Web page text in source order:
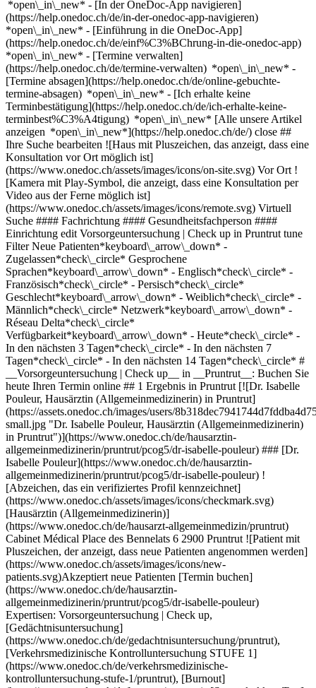
*open\_in\_new* - [In der OneDoc-App navigieren]
(https://help.onedoc.ch/de/in-der-onedoc-app-navigieren)
*open\_in\_new* - [Einführung in die OneDoc-App]
(https://help.onedoc.ch/de/einf%C3%BChrung-in-die-onedoc-app)
*open\_in\_new* - [Termine verwalten](https://help.onedoc.ch/de/termine-verwalten) *open\_in\_new* - [Termine absagen](https://help.onedoc.ch/de/online-gebuchte-termine-absagen) *open\_in\_new* - [Ich erhalte keine Terminbestätigung](https://help.onedoc.ch/de/ich-erhalte-keine-terminbest%C3%A4tigung) *open\_in\_new* [Alle unsere Artikel anzeigen *open\_in\_new*](https://help.onedoc.ch/de/) close ## Ihre Suche bearbeiten ![Haus mit Pluszeichen, das anzeigt, dass eine Konsultation vor Ort möglich ist](https://www.onedoc.ch/assets/images/icons/on-site.svg) Vor Ort ![Kamera mit Play-Symbol, die anzeigt, dass eine Konsultation per Video aus der Ferne möglich ist](https://www.onedoc.ch/assets/images/icons/remote.svg) Virtuell Suche #### Fachrichtung #### Gesundheitsfachperson #### Einrichtung edit Vorsorgeuntersuchung | Check up in Pruntrut tune Filter Neue Patienten*keyboard\_arrow\_down* - Zugelassen*check\_circle* Gesprochene Sprachen*keyboard\_arrow\_down* - Englisch*check\_circle* - Französisch*check\_circle* - Persisch*check\_circle* Geschlecht*keyboard\_arrow\_down* - Weiblich*check\_circle* - Männlich*check\_circle* Netzwerk*keyboard\_arrow\_down* - Réseau Delta*check\_circle* Verfügbarkeit*keyboard\_arrow\_down* - Heute*check\_circle* - In den nächsten 3 Tagen*check\_circle* - In den nächsten 7 Tagen*check\_circle* - In den nächsten 14 Tagen*check\_circle* # __Vorsorgeuntersuchung | Check up__ in __Pruntrut__: Buchen Sie heute Ihren Termin online ## 1 Ergebnis in Pruntrut [![Dr. Isabelle Pouleur, Hausärztin (Allgemeinmedizinerin) in Pruntrut](https://assets.onedoc.ch/images/users/8b318dec7941744d7fddba4d758c8ccc1ed50c283ff79eb1bd4a411dd8088c75-small.jpg "Dr. Isabelle Pouleur, Hausärztin (Allgemeinmedizinerin) in Pruntrut")](https://www.onedoc.ch/de/hausarztin-allgemeinmedizinerin/pruntrut/pcog5/dr-isabelle-pouleur) ### [Dr. Isabelle Pouleur](https://www.onedoc.ch/de/hausarztin-allgemeinmedizinerin/pruntrut/pcog5/dr-isabelle-pouleur) ![Abzeichen, das ein verifiziertes Profil kennzeichnet](https://www.onedoc.ch/assets/images/icons/checkmark.svg) [Hausärztin (Allgemeinmedizinerin)](https://www.onedoc.ch/de/hausarzt-allgemeinmedizin/pruntrut) Cabinet Médical Place des Bennelats 6 2900 Pruntrut ![Patient mit Pluszeichen, der anzeigt, dass neue Patienten angenommen werden](https://www.onedoc.ch/assets/images/icons/new-patients.svg)Akzeptiert neue Patienten [Termin buchen](https://www.onedoc.ch/de/hausarztin-allgemeinmedizinerin/pruntrut/pcog5/dr-isabelle-pouleur) Expertisen: Vorsorgeuntersuchung | Check up, [Gedächtnisuntersuchung](https://www.onedoc.ch/de/gedachtnisuntersuchung/pruntrut), [Verkehrsmedizinische Kontrolluntersuchung STUFE 1](https://www.onedoc.ch/de/verkehrsmedizinische-kontrolluntersuchung-stufe-1/pruntrut), [Burnout](https://www.onedoc.ch/de/burnout/pruntrut), [Streptokokken-Test](https://www.onedoc.ch/de/streptokokken-test/pruntrut), [Gespräch über Polymedikation](https://www.onedoc.ch/de/gesprach-uber-polymedikation/pruntrut), [Langzeit-Blutdruck | 24h Blutdruckmessung](https://www.onedoc.ch/de/langzeit-blutdruck-24h-blutdruckmessung/pruntrut), [Impfberatung](https://www.onedoc.ch/de/impfberatung/pruntrut), [Blutentnahme für Check up | Blutanalyse für Check up](https://www.onedoc.ch/de/blutentnahme-fur-check-up-blutanalyse-fur-check-up/pruntrut)Mehr anzeigen *chevron\_left* Mo. 03 Aug. *chevron\_right* Mehr Termine anzeigen *error\_outline* Beim Laden der Verfügbarkeiten ist ein Fehler aufgetreten [Erneut versuchen](https://www.onedoc.ch) Expertisen: Vorsorgeuntersuchung | Check up, [Gedächtnisuntersuchung](https://www.onedoc.ch/de/gedachtnisuntersuchung/pruntrut), [Verkehrsmedizinische Kontrolluntersuchung STUFE 1](https://www.onedoc.ch/de/verkehrsmedizinische-kontrolluntersuchung-stufe-1/pruntrut), [Burnout](https://www.onedoc.ch/de/burnout/pruntrut), [Streptokokken-Test](https://www.onedoc.ch/de/streptokokken-test/pruntrut), [Gespräch über Polymedikation](https://www.onedoc.ch/de/gesprach-uber-polymedikation/pruntrut), [Langzeit-Blutdruck | 24h Blutdruckmessung](https://www.onedoc.ch/de/langzeit-blutdruck-24h-blutdruckmessung/pruntrut), [Impfberatung](https://www.onedoc.ch/de/impfberatung/pruntrut), [Blutentnahme für Check up | Blutanalyse für Check up](https://www.onedoc.ch/de/blutentnahme-fur-check-up-blutanalyse-fur-check-up/pruntrut)Mehr anzeigen ## __Vorsorgeuntersuchung | Check up__ in der Umgebung von __Pruntrut__: Andere Gesundheitsfachpersonen können Online gebucht werden [![Dr. Anthony Tisin, Praktischer Arzt in Chevenez](https://assets.onedoc.ch/images/users/da5c0cbaf1f06e961b9be64a5ea4a61a0798d2dde8501be18eb559b38cac08af-small.jpg "Dr. Anthony Tisin, Praktischer Arzt in Chevenez")](https://www.onedoc.ch/de/hausarzt-allgemeinmedizin/chevenez/pc3bg/dr-anthony-tisin) ### [Dr. Anthony Tisin](https://www.onedoc.ch/de/hausarzt-allgemeinmedizin/chevenez/pc3bg/dr-anthony-tisin) ![Abzeichen, das ein verifiziertes Profil kennzeichnet](https://www.onedoc.ch/assets/images/icons/checkmark.svg) [Praktischer Arzt](https://www.onedoc.ch/de/hausarzt-allgemeinmedizin/chevenez) [Med Care Ajoie Sàrl](https://www.onedoc.ch/de/medizinische-praxis/haute-ajoie/ebe17/med-care-ajoie-sarl) L'abbaye 121 2906 Chevenez ![Patient mit Pluszeichen, der anzeigt, dass neue Patienten angenommen werden](https://www.onedoc.ch/assets/images/icons/new-patients.svg)Akzeptiert neue Patienten [Termin buchen](https://www.onedoc.ch/de/hausarzt-allgemeinmedizin/chevenez/pc3bg/dr-anthony-tisin) Expertisen:[Vorsorgeuntersuchung | Check up](https://www.onedoc.ch/de/vorsorgeuntersuchung-check-up/chevenez), [Blutentnahme für Check up | Blutanalyse für Check up](https://www.onedoc.ch/de/blutentnahme-fur-check-up-blutanalyse-fur-check-up/chevenez), [Screening auf Diabetes](https://www.onedoc.ch/de/screening-auf-diabetes/chevenez), [Hausärztlicher Notfall](https://www.onedoc.ch/de/hausarztlicher-notfall/chevenez), [Verkehrsmedizinische Kontrolluntersuchung STUFE 1](https://www.onedoc.ch/de/verkehrsmedizinische-kontrolluntersuchung-stufe-1/chevenez), [Elektrokardiogramm (EKG)](https://www.onedoc.ch/de/elektrokardiogramm-ekg/chevenez), [Messung des Blutdrucks](https://www.onedoc.ch/de/messung-des-blutdrucks/chevenez)Mehr anzeigen *chevron\_left* Mo. 03 Aug. *chevron\_right* Mehr Termine anzeigen *error\_outline* Beim Laden der Verfügbarkeiten ist ein Fehler aufgetreten [Erneut versuchen](https://www.onedoc.ch) Expertisen:[Vorsorgeuntersuchung | Check up](https://www.onedoc.ch/de/vorsorgeuntersuchung-check-up/chevenez), [Blutentnahme für Check up | Blutanalyse für Check up](https://www.onedoc.ch/de/blutentnahme-fur-check-up-blutanalyse-fur-check-up/chevenez), [Screening auf Diabetes](https://www.onedoc.ch/de/screening-auf-diabetes/chevenez), [Hausärztlicher Notfall](https://www.onedoc.ch/de/hausarztlicher-notfall/chevenez), [Verkehrsmedizinische Kontrolluntersuchung STUFE 1](https://www.onedoc.ch/de/verkehrsmedizinische-kontrolluntersuchung-stufe-1/chevenez), [Elektrokardiogramm (EKG)](https://www.onedoc.ch/de/elektrokardiogramm-ekg/chevenez), [Messung des Blutdrucks](https://www.onedoc.ch/de/messung-des-blutdrucks/chevenez)Mehr anzeigen [![Dr. Arash Seifi, Hausarzt (Allgemeinmedizin) in Delsberg](https://assets.onedoc.ch/images/users/15827e49be9e396e07b630ba27edcac23c82fc86f704e7fbce9ad476d31d40d2-small.jpg "Dr. Arash Seifi, Hausarzt (Allgemeinmedizin) in Delsberg")](https://www.onedoc.ch/de/hausarzt-allgemeinmedizin/delsberg/pcpzf/dr-arash-seifi) ### [Dr. Arash Seifi](https://www.onedoc.ch/de/hausarzt-allgemeinmedizin/delsberg/pcpzf/dr-arash-seifi) ![Abzeichen, das ein verifiziertes Profil kennzeichnet](https://www.onedoc.ch/assets/images/icons/checkmark.svg) [Hausarzt (Allgemeinmedizin)](https://www.onedoc.ch/de/hausarzt-allgemeinmedizin/delsberg) Cabinet du Dr Seifi Place de la Gare 22 2800 Delsberg ![Dr. Arash Seifi ist bei Réseau Delta angeschlossen](https://assets.onedoc.ch/images/networks/logos/bc7306ac026c686f85d463e96b3cb0053f7de03c9f7a5fae3aa7114a276838ea-small.png) ![Patient mit Pluszeichen, der anzeigt, dass neue Patienten angenommen werden](https://www.onedoc.ch/assets/images/icons/new-patients.svg)Akzeptiert neue Patienten [Termin buchen](https://www.onedoc.ch/de/hausarzt-allgemeinmedizin/delsberg/pcpzf/dr-arash-seifi) Expertisen:[Vorsorgeuntersuchung | Check up](https://www.onedoc.ch/de/vorsorgeuntersuchung-check-up/delsberg), [Hausärztlicher Notfall](https://www.onedoc.ch/de/hausarztlicher-notfall/delsberg), [Blutentnahme für Check up | Blutanalyse für Check up](https://www.onedoc.ch/de/blutentnahme-fur-check-up-blutanalyse-fur-check-up/delsberg), [Aktualisierung des Impfbuchs](https://www.onedoc.ch/de/aktualisierung-des-impfbuchs/delsberg), [Herz-Kreislauf-Prävention | CardioCheck](https://www.onedoc.ch/de/herz-kreislauf-pravention-cardiocheck/delsberg), [Langzeit-Blutdruck | 24h Blutdruckmessung](https://www.onedoc.ch/de/langzeit-blutdruck-24h-blutdruckmessung/delsberg), [Sexuell übertragbare Krankheiten | Sexuell übertragbare Infektionen (STD/STI)](https://www.onedoc.ch/de/sexuell-ubertragbare-krankheiten-sexuell-ubertragbare-infektionen-std-sti/delsberg), [Röntgen](https://www.onedoc.ch/de/rontgen/delsberg), [Rauchstopp](https://www.onedoc.ch/de/rauchstopp/delsberg)Mehr anzeigen *chevron\_left* Mo. 03 Aug. *chevron\_right* Mehr Termine anzeigen *error\_outline* Beim Laden der Verfügbarkeiten ist ein Fehler aufgetreten [Erneut versuchen](https://www.onedoc.ch) Expertisen:[Vorsorgeuntersuchung | Check up](https://www.onedoc.ch/de/vorsorgeuntersuchung-check-up/delsberg), [Hausärztlicher Notfall](https://www.onedoc.ch/de/hausarztlicher-notfall/delsberg), [Blutentnahme für Check up | Blutanalyse für Check up](https://www.onedoc.ch/de/blutentnahme-fur-check-up-blutanalyse-fur-check-up/delsberg), [Aktualisierung des Impfbuchs](https://www.onedoc.ch/de/aktualisierung-des-impfbuchs/delsberg), [Herz-Kreislauf-Prävention | CardioCheck](https://www.